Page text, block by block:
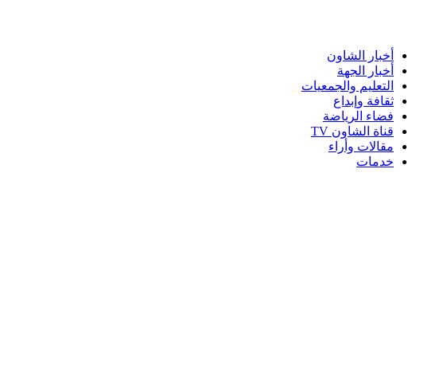
أخبار الشاون
أخبار الجهة
التعليم والجمعيات
ثقافة وإبداع
فضاء الرياضة
قناة الشاون TV
مقالات وأراء
خدمات